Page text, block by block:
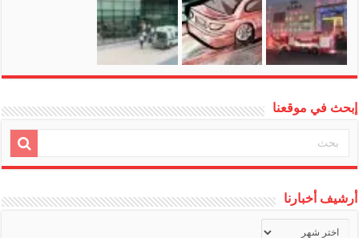
إبحث في موقعنا
أرشيف أخبارنا